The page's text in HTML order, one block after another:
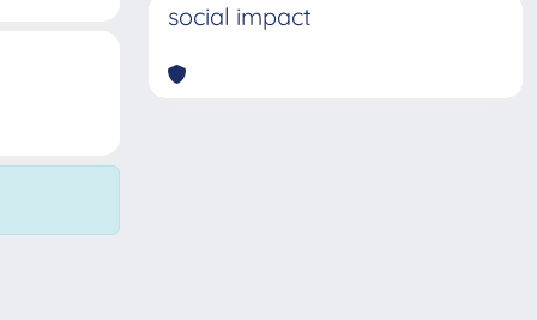
social impact